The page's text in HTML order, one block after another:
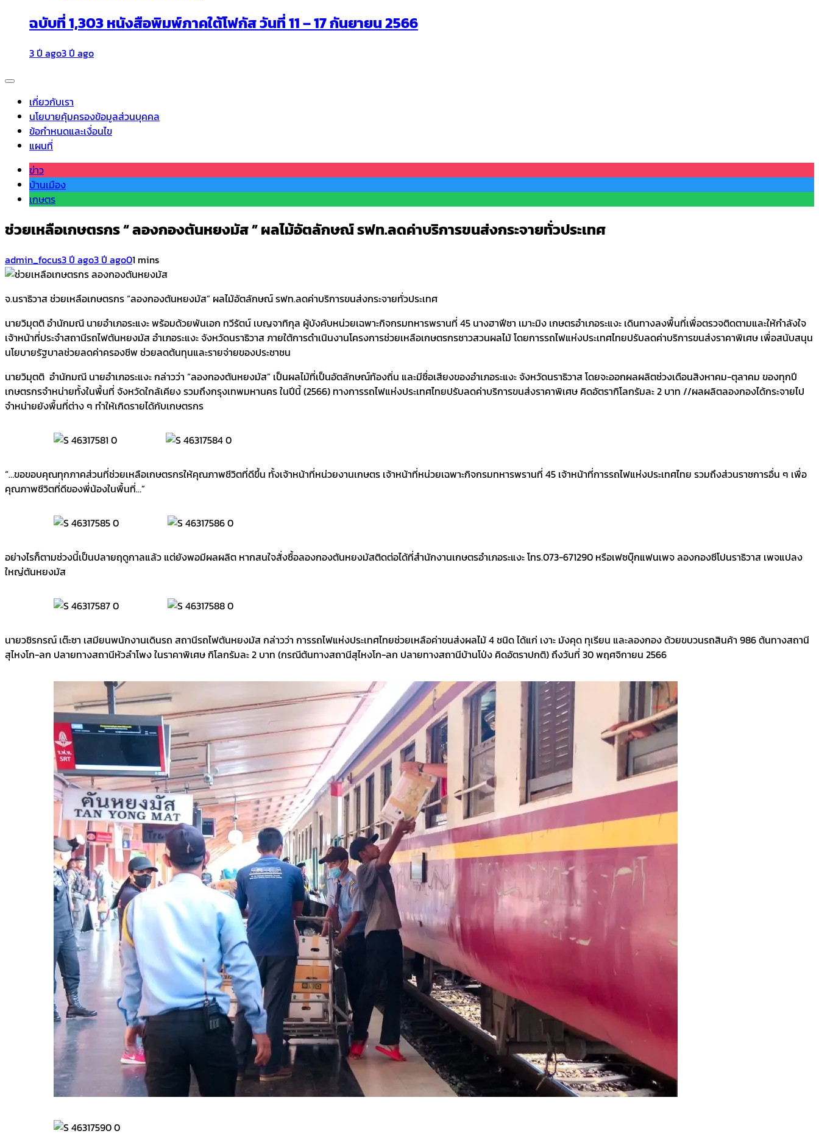
ฉบับที่ 1,303 หนังสือพิมพ์ภาคใต้โฟกัส วันที่ 11 – 17 กันยายน 2566
3 ปี ago3 ปี ago
เกี่ยวกับเรา
นโยบายคุ้มครองข้อมูลส่วนบุคคล
ข้อกำหนดและเงื่อนไข
แผนที่
ข่าว
บ้านเมือง
เกษตร
ช่วยเหลือเกษตรกร “ ลองกองตันหยงมัส ” ผลไม้อัตลักษณ์ รฟท.ลดค่าบริการขนส่งกระจายทั่วประเทศ
admin_focus3 ปี ago3 ปี ago01 mins
จ.นราธิวาส ช่วยเหลือเกษตรกร “ลองกองตันหยงมัส” ผลไม้อัตลักษณ์ รฟท.ลดค่าบริการขนส่งกระจายทั่วประเทศ
นายวิมุตติ อำนักมณี นายอำเภอระแงะ พร้อมด้วยพันเอก ทวีรัตน์ เบญจาทิกุล ผู้บังคับหน่วยเฉพาะกิจกรมทหารพรานที่ 45 นางฮาฟีซา เมาะมิง เกษตรอำเภอระแงะ เดินทางลงพื้นที่เพื่อตรวจติดตามและให้กำลังใจ
เจ้าหน้าที่ประจำสถานีรถไฟตันหยงมัส อำเภอระแงะ จังหวัดนราธิวาส ภายใต้การดำเนินงานโครงการช่วยเหลือเกษตรกรชาวสวนผลไม้ โดยการรถไฟแห่งประเทศไทยปรับลดค่าบริการขนส่งราคาพิเศษ เพื่อสนับสนุน
นโยบายรัฐบาลช่วยลดค่าครองชีพ ช่วยลดต้นทุนและรายจ่ายของประชาชน
นายวิมุตติ อำนักมณี นายอำเภอระแงะ กล่าวว่า “ลองกองตันหยงมัส” เป็นผลไม้ที่เป็นอัตลักษณ์ท้องถิ่น และมีชื่อเสียงของอำเภอระแงะ จังหวัดนราธิวาส โดยจะออกผลผลิตช่วงเดือนสิงหาคม-ตุลาคม ของทุกปี
เกษตรกรจำหน่ายทั้งในพื้นที่ จังหวัดใกล้เคียง รวมถึงกรุงเทพมหานคร ในปีนี้ (2566) ทางการรถไฟแห่งประเทศไทยปรับลดค่าบริการขนส่งราคาพิเศษ คิดอัตรากิโลกรัมละ 2 บาท //ผลผลิตลองกองได้กระจายไป
จำหน่ายยังพื้นที่ต่าง ๆ ทำให้เกิดรายได้กับเกษตรกร
“…ขอขอบคุณทุกภาคส่วนที่ช่วยเหลือเกษตรกรให้คุณภาพชีวิตที่ดีขึ้น ทั้งเจ้าหน้าที่หน่วยงานเกษตร เจ้าหน้าที่หน่วยเฉพาะกิจกรมทหารพรานที่ 45 เจ้าหน้าที่การรถไฟแห่งประเทศไทย รวมถึงส่วนราชการอื่น ๆ เพื่อ
คุณภาพชีวิตที่ดีของพี่น้องในพื้นที่…”
อย่างไรก็ตามช่วงนี้เป็นปลายฤดูกาลแล้ว แต่ยังพอมีผลผลิต หากสนใจสั่งซื้อลองกองตันหยงมัสติดต่อได้ที่สำนักงานเกษตรอำเภอระแงะ โทร.073-671290 หรือเฟซบุ๊กแฟนเพจ ลองกองซีโปนราธิวาส เพจแปลง
ใหญ่ตันหยงมัส
นายวชิรกรณ์ เต๊ะซา เสมียนพนักงานเดินรถ สถานีรถไฟตันหยงมัส กล่าวว่า การรถไฟแห่งประเทศไทยช่วยเหลือค่าขนส่งผลไม้ 4 ชนิด ได้แก่ เงาะ มังคุด ทุเรียน และลองกอง ด้วยขบวนรถสินค้า 986 ต้นทางสถานี
สุไหงโก-ลก ปลายทางสถานีหัวลำโพง ในราคาพิเศษ กิโลกรัมละ 2 บาท (กรณีต้นทางสถานีสุไหงโก-ลก ปลายทางสถานีบ้านโป่ง คิดอัตราปกติ) ถึงวันที่ 30 พฤศจิกายน 2566